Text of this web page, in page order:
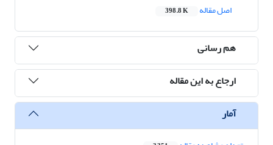
اصل مقاله
398.8 K
هم رسانی
ارجاع به این مقاله
آمار